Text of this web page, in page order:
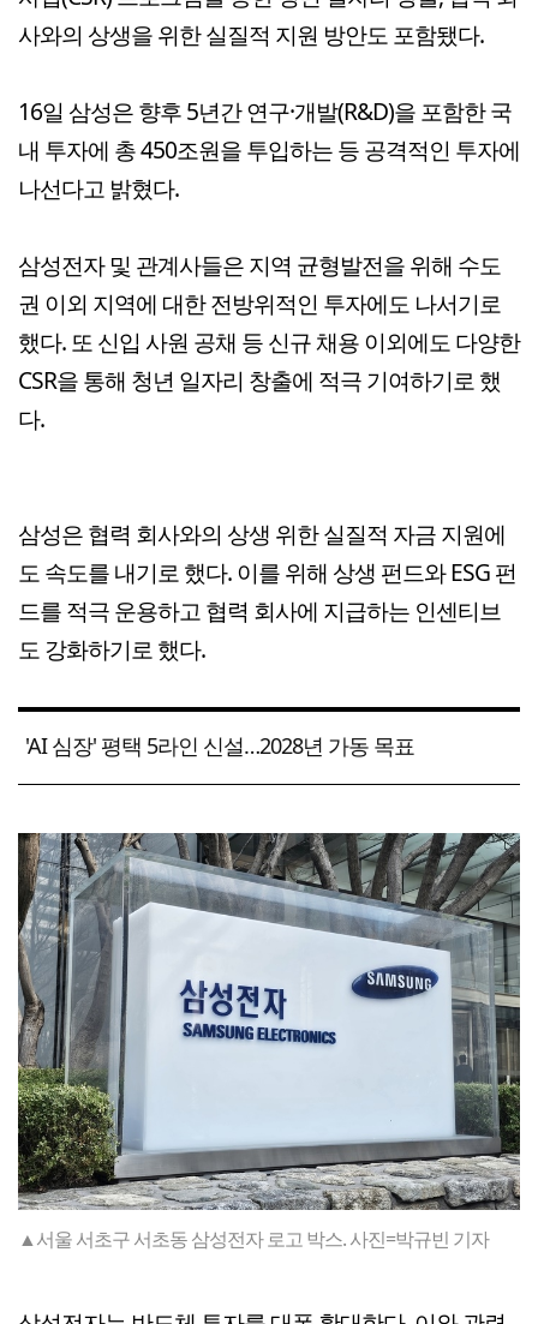
사와의 상생을 위한 실질적 지원 방안도 포함됐다.
16일 삼성은 향후 5년간 연구·개발(R&D)을 포함한 국
내 투자에 총 450조원을 투입하는 등 공격적인 투자에
나선다고 밝혔다.
삼성전자 및 관계사들은 지역 균형발전을 위해 수도
권 이외 지역에 대한 전방위적인 투자에도 나서기로
했다. 또 신입 사원 공채 등 신규 채용 이외에도 다양한
CSR을 통해 청년 일자리 창출에 적극 기여하기로 했
다.
삼성은 협력 회사와의 상생 위한 실질적 자금 지원에
도 속도를 내기로 했다. 이를 위해 상생 펀드와 ESG 펀
드를 적극 운용하고 협력 회사에 지급하는 인센티브
도 강화하기로 했다.
'AI 심장' 평택 5라인 신설…2028년 가동 목표
▲서울 서초구 서초동 삼성전자 로고 박스. 사진=박규빈 기자